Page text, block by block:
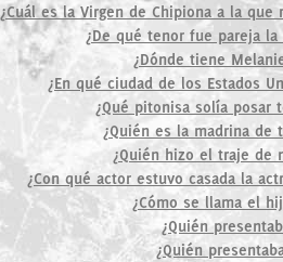
¿Cuál es la Virgen de Chipiona a la
¿De qué tenor fue pareja
¿Dónde tiene
¿En qué ciudad de los Estados
¿Qué pitonisa solía posar
¿Quién es la madrina de
¿Quién hizo el traje de
¿Con qué actor estuvo casada la
¿Cómo se llama el
¿Quién
¿Quién